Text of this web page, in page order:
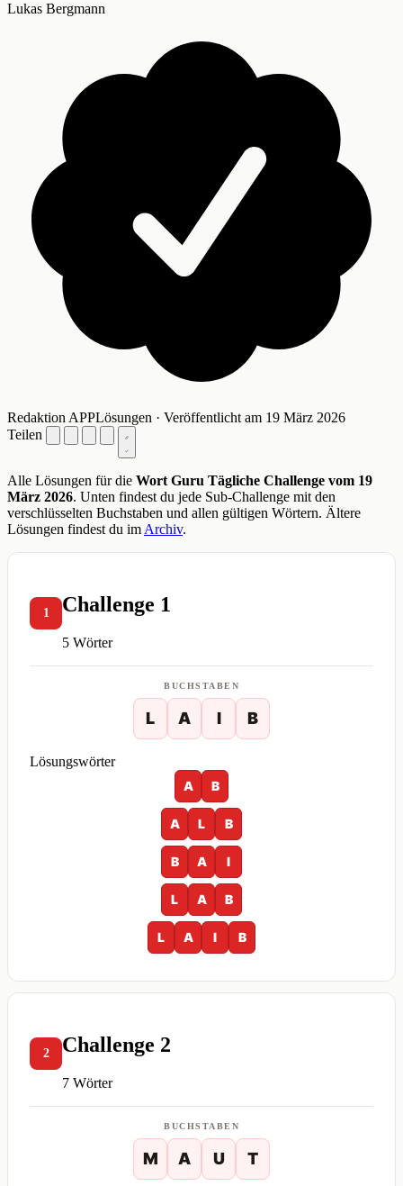
Lukas Bergmann
Redaktion APPLösungen · Veröffentlicht am 19 März 2026
Teilen
Alle Lösungen für die Wort Guru Tägliche Challenge vom 19
März 2026. Unten findest du jede Sub-Challenge mit den
verschlüsselten Buchstaben und allen gültigen Wörtern. Ältere
Lösungen findest du imArchiv.
1 Challenge 1
5 Wörter
BUCHSTABEN
L A I B
Lösungswörter
A
B
A L B
B A I
L A B
L A I B
2 Challenge 2
7 Wörter
BUCHSTABEN
M A U T